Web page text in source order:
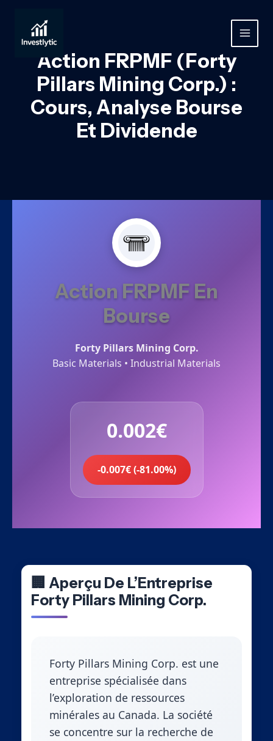
contenu
MAIN
Action FRPMF (Forty
Pillars Mining Corp.) :
Cours, Analyse Bourse
Et Dividende
Action FRPMF En
Bourse
Forty Pillars Mining Corp.
Basic Materials • Industrial Materials
0.002€
-0.007€ (-81.00%)
🏢 Aperçu De L’Entreprise
Forty Pillars Mining Corp.
Forty Pillars Mining Corp. est une
entreprise spécialisée dans
l’exploration de ressources
minérales au Canada. La société
se concentre sur la recherche de